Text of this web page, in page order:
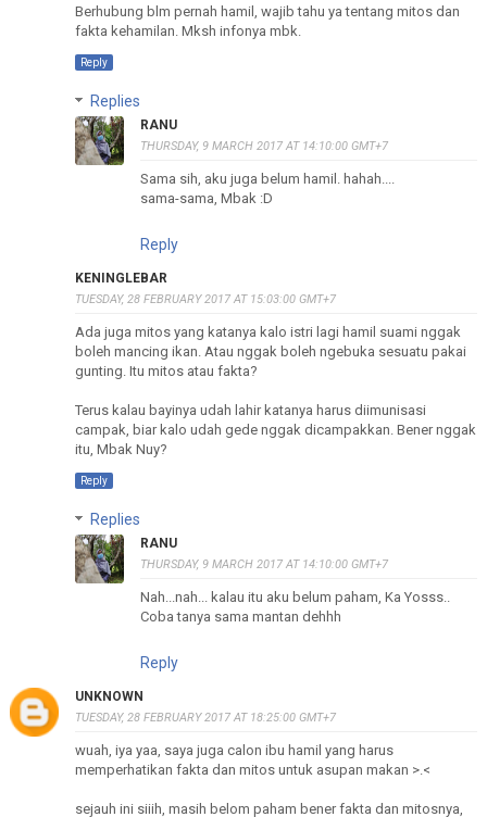
Berhubung blm pernah hamil, wajib tahu ya tentang mitos dan
fakta kehamilan. Mksh infonya mbk.
Reply
Replies
RANU
THURSDAY, 9 MARCH 2017 AT 14:10:00 GMT+7
Sama sih, aku juga belum hamil. hahah....
sama-sama, Mbak :D
Reply
KENINGLEBAR
TUESDAY, 28 FEBRUARY 2017 AT 15:03:00 GMT+7
Ada juga mitos yang katanya kalo istri lagi hamil suami nggak
boleh mancing ikan. Atau nggak boleh ngebuka sesuatu pakai
gunting. Itu mitos atau fakta?
Terus kalau bayinya udah lahir katanya harus diimunisasi
campak, biar kalo udah gede nggak dicampakkan. Bener nggak
itu, Mbak Nuy?
Reply
Replies
RANU
THURSDAY, 9 MARCH 2017 AT 14:10:00 GMT+7
Nah...nah... kalau itu aku belum paham, Ka Yosss..
Coba tanya sama mantan dehhh
Reply
UNKNOWN
TUESDAY, 28 FEBRUARY 2017 AT 18:25:00 GMT+7
wuah, iya yaa, saya juga calon ibu hamil yang harus
memperhatikan fakta dan mitos untuk asupan makan >.<
sejauh ini siiih, masih belom paham bener fakta dan mitosnya,